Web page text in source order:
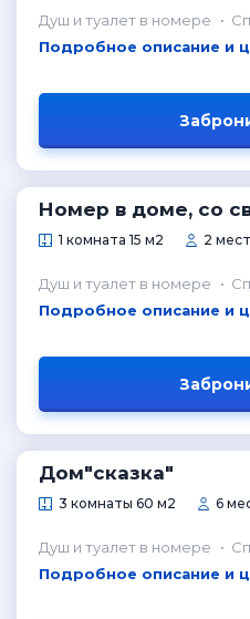
Душ и туалет в номере
Подробное описание и
Номер в доме, со
1 комната 15 м2 2
Душ и туалет в номере
Подробное описание и
Дом"сказка"
3 комнаты 60 м2 6
Душ и туалет в номере
Подробное описание и